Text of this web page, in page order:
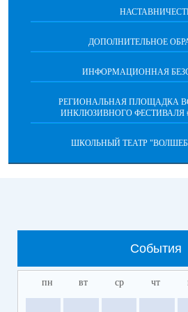
ДОПОЛНИТЕЛЬНОЕ
ИНФОРМАЦИОННАЯ
РЕГИОНАЛЬНАЯ ПЛОЩАДКА
ИНКЛЮЗИВНОГО
ШКОЛЬНЫЙ ТЕАТР
События
пн вт ср чт